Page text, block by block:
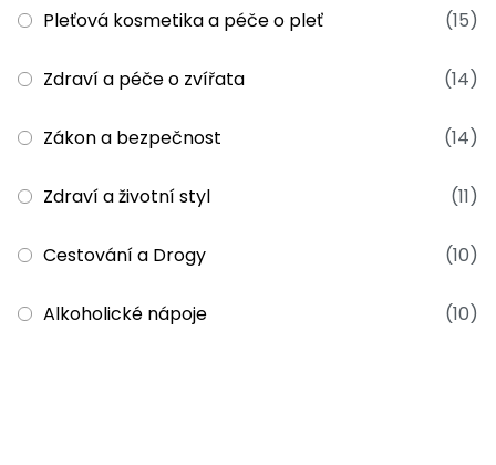
Pleťová kosmetika a péče o pleť (15)
Zdraví a péče o zvířata (14)
Zákon a bezpečnost (14)
Zdraví a životní styl (11)
Cestování a Drogy (10)
Alkoholické nápoje (10)